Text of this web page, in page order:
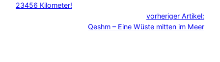
23456 Kilometer!
vorheriger Artikel:
Qeshm – Eine Wüste mitten im Meer